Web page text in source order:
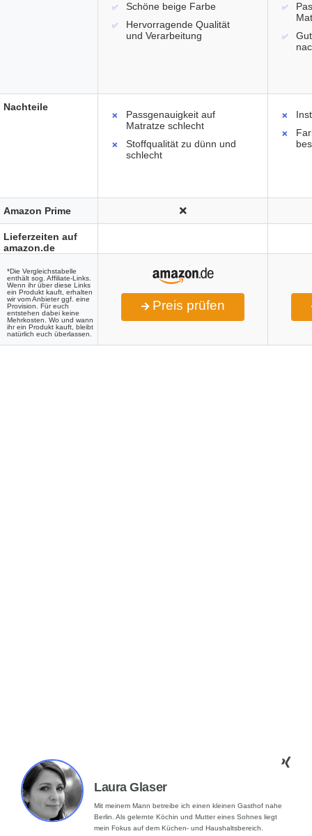
Schöne beige Farbe
Hervorragende Qualität
und Verarbeitung
Passgenauigkeit auf
Matratze schlecht
Stoffqualität zu dünn und
schlecht
Preis prüfen
Nachteile
Amazon Prime
Lieferzeiten auf
amazon.de
*Die Vergleichstabelle
enthält sog. Affiliate-Links.
Wenn ihr über diese Links
ein Produkt kauft, erhalten
wir vom Anbieter ggf. eine
Provision. Für euch
entstehen dabei keine
Mehrkosten. Wo und wann
ihr ein Produkt kauft, bleibt
natürlich euch überlassen.
Laura Glaser
Mit meinem Mann betreibe ich einen kleinen Gasthof nahe
Berlin. Als gelernte Köchin und Mutter eines Sohnes liegt
mein Fokus auf dem Küchen- und Haushaltsbereich.